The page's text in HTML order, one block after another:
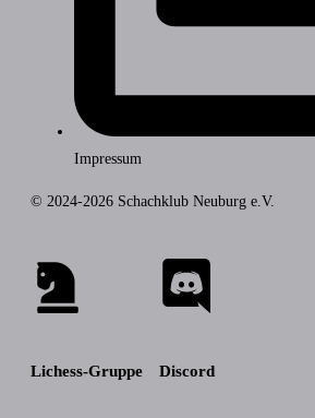
Impressum
© 2024-2026 Schachklub Neuburg e.V.
Lichess-Gruppe Discord